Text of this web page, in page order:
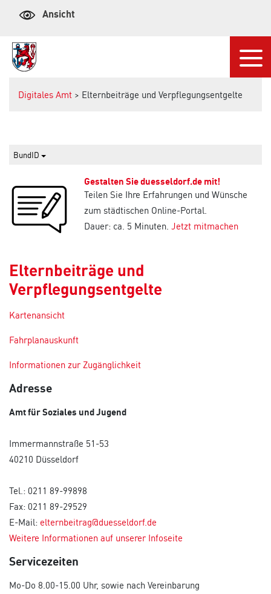
Ansicht
Digitales Amt > Elternbeiträge und Verpflegungsentgelte
BundID
Gestalten Sie duesseldorf.de mit!
Teilen Sie Ihre Erfahrungen und Wünsche
zum städtischen Online-Portal.
Dauer: ca. 5 Minuten. Jetzt mitmachen
Elternbeiträge und
Verpflegungsentgelte
Kartenansicht
Fahrplanauskunft
Informationen zur Zugänglichkeit
Adresse
Amt für Soziales und Jugend
Immermannstraße 51-53
40210 Düsseldorf
Tel.: 0211 89-99898
Fax: 0211 89-29529
E-Mail: elternbeitrag@duesseldorf.de
Weitere Informationen auf unserer Infoseite
Servicezeiten
Mo-Do 8.00-15.00 Uhr, sowie nach Vereinbarung